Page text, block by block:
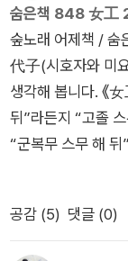
족한 글에 과분한
서 감사의 말을 전
가 어려워졌던 이
표에게도 고맙다는
판을 내면서 다시 ‘
그간의 관심과 이
에 관심을 가지신
을 소개함으로써,
위해서이다. 여러
숨은책 848 女工
숲노래 어제책 / 숨
代子(시호자와 미
생각해 봅니다. 《
뒤”라든지 “고졸
“군복무 스무 해 뒤
쳐 어떤 발걸음이
“가미카제 스무 해
공감 (5) 댓글 (0)